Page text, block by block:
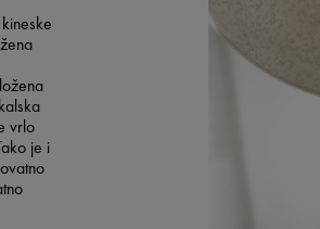
vrlo
je i